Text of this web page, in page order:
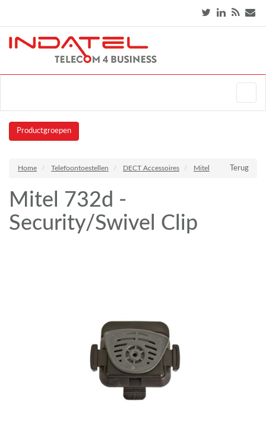
Productgroepen
Terug
Home Telefoontoestellen DECT Accessoires Mitel
Mitel 732d -
Security/Swivel Clip